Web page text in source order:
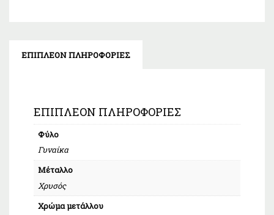
ΕΠΙΠΛΈΟΝ ΠΛΗΡΟΦΟΡΊΕΣ
ΕΠΙΠΛΈΟΝ ΠΛΗΡΟΦΟΡΊΕΣ
Φύλο
Γυναίκα
Μέταλλο
Χρυσός
Χρώμα μετάλλου